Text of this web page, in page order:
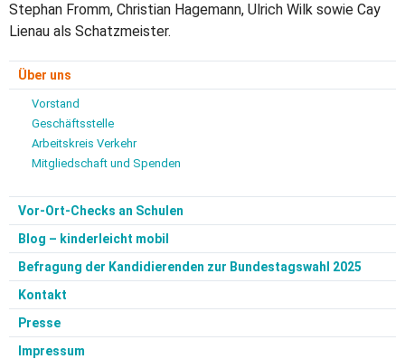
Stephan Fromm, Christian Hagemann, Ulrich Wilk sowie Cay
Lienau als Schatzmeister.
Über uns
Vorstand
Geschäftsstelle
Arbeitskreis Verkehr
Mitgliedschaft und Spenden
Vor-Ort-Checks an Schulen
Blog – kinderleicht mobil
Befragung der Kandidierenden zur Bundestagswahl 2025
Kontakt
Presse
Impressum